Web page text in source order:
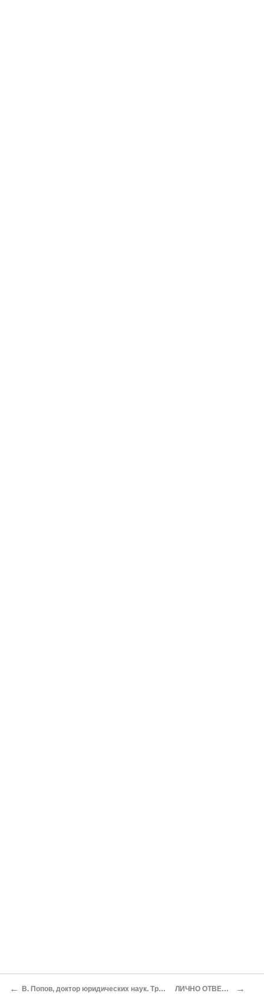
← В. Попов, доктор юридических наук. Трое неизвестных ЛИЧНО ОТВЕТСТВЕН →